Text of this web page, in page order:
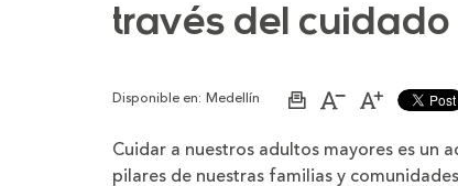
través del cuidado
Disponible en: Medellín
ImprimirAumentar
de
la
Disminuir
de
la
Cuidar a nuestros adultos mayores es un
pilares de nuestras familias y